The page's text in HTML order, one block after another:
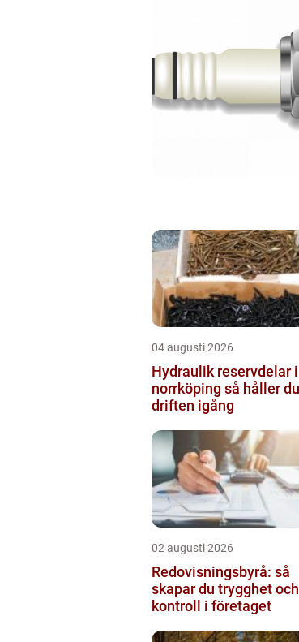
04 augusti 2026
Hydraulik reservdelar i
norrköping så håller du
driften igång
02 augusti 2026
Redovisningsbyrå: så
skapar du trygghet och
kontroll i företaget